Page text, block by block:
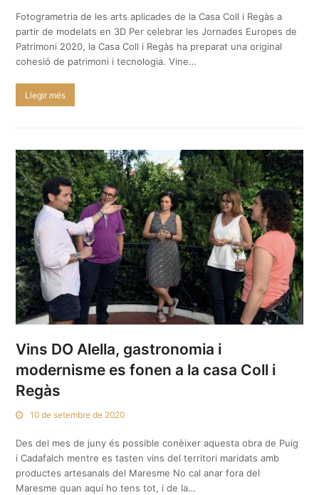
Fotogrametria de les arts aplicades de la Casa Coll i Regàs a
partir de modelats en 3D Per celebrar les Jornades Europes de
Patrimoni 2020, la Casa Coll i Regàs ha preparat una original
cohesió de patrimoni i tecnologia. Vine…
Llegir més
Vins DO Alella, gastronomia i
modernisme es fonen a la casa Coll i
Regàs
10 de setembre de 2020
Des del mes de juny és possible conèixer aquesta obra de Puig
i Cadafalch mentre es tasten vins del territori maridats amb
productes artesanals del Maresme No cal anar fora del
Maresme quan aquí ho tens tot, i de la…